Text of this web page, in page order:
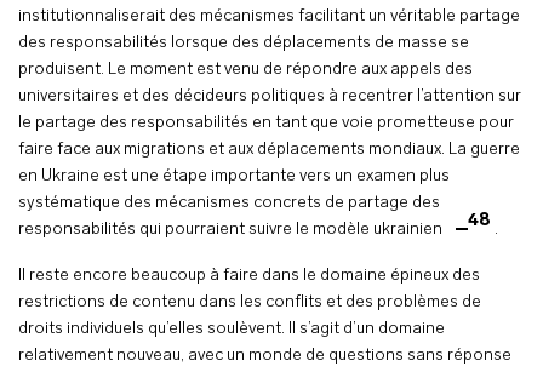
institutionnaliserait des mécanismes facilitant un véritable partage
des responsabilités lorsque des déplacements de masse se
produisent. Le moment est venu de répondre aux appels des
universitaires et des décideurs politiques à recentrer l’attention sur
le partage des responsabilités en tant que voie prometteuse pour
faire face aux migrations et aux déplacements mondiaux. La guerre
en Ukraine est une étape importante vers un examen plus
systématique des mécanismes concrets de partage des
responsabilités qui pourraient suivre le modèle ukrainien
48 .
Il reste encore beaucoup à faire dans le domaine épineux des
restrictions de contenu dans les conflits et des problèmes de
droits individuels qu’elles soulèvent. Il s’agit d’un domaine
relativement nouveau, avec un monde de questions sans réponse